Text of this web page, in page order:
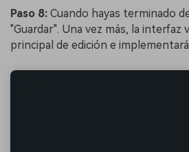
Paso 8: Cuando hayas terminado
"Guardar". Una vez más, la interfaz
principal de edición e